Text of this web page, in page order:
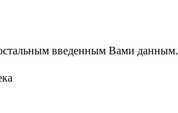
введенным Вами данным.